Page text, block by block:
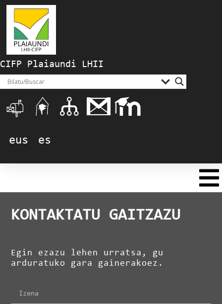
CIFP Plaiaundi LHII
eus es
KONTAKTATU GAITZAZU
Egin ezazu lehen urratsa, gu
arduratuko gara gainerakoez.